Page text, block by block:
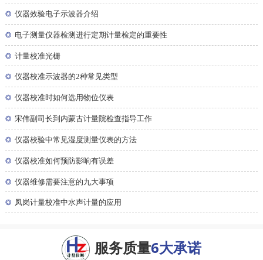
◎ 仪器效验电子示波器介绍
◎ 电子测量仪器检测进行定期计量检定的重要性
◎ 计量校准光栅
◎ 仪器校准示波器的2种常见类型
◎ 仪器校准时如何选用物位仪表
◎ 宋伟副司长到内蒙古计量院检查指导工作
◎ 仪器校验中常见湿度测量仪表的方法
◎ 仪器校准如何预防影响有误差
◎ 仪器维修需要注意的九大事项
◎ 凤岗计量校准中水声计量的应用
服务质量6大承诺